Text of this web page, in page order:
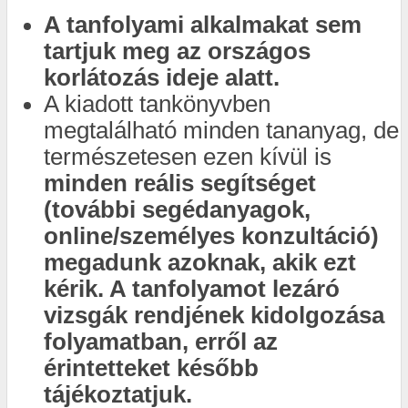
A tanfolyami alkalmakat sem
tartjuk meg az országos
korlátozás ideje alatt.
A kiadott tankönyvben
megtalálható minden tananyag, de
természetesen ezen kívül is
minden reális segítséget
(további segédanyagok,
online/személyes konzultáció)
megadunk azoknak, akik ezt
kérik. A tanfolyamot lezáró
vizsgák rendjének kidolgozása
folyamatban, erről az
érintetteket később
tájékoztatjuk.